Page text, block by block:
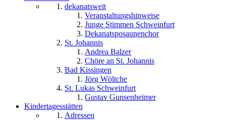
dekanatsweit
Veranstaltungshinweise
Junge Stimmen Schweinfurt
Dekanatsposaunenchor
St. Johannis
Andrea Balzer
Chöre an St. Johannis
Bad Kissingen
Jörg Wöltche
St. Lukas Schweinfurt
Gustav Gunsenheimer
Kindertagesstätten
Adressen